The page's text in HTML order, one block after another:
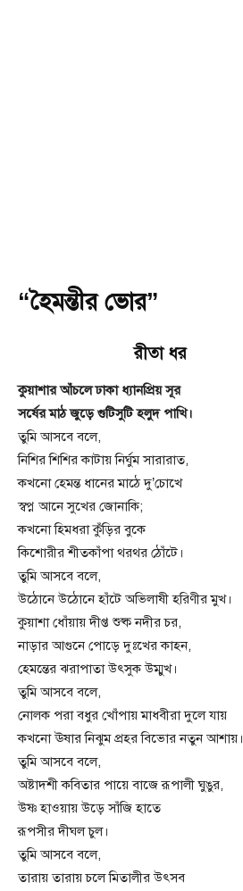
“হৈমন্তীর ভোর”
রীতা ধর
কুয়াশার আঁচলে ঢাকা ধ্যানপ্রিয় সূর
সর্ষের মাঠ জুড়ে গুটিসুটি হলুদ পাখি।
তুমি আসবে বলে,
নিশির শিশির কাটায় নির্ঘুম সারারাত,
কখনো হেমন্ত ধানের মাঠে দু’চোখে
স্বপ্ন আনে সুখের জোনাকি;
কখনো হিমধরা কুঁড়ির বুকে
কিশোরীর শীতকাঁপা থরথর ঠোঁটে।
তুমি আসবে বলে,
উঠোনে উঠোনে হাঁটে অভিলাষী হরিণীর মুখ।
কুয়াশা ধোঁয়ায় দীপ্ত শুষ্ক নদীর চর,
নাড়ার আগুনে পোড়ে দুঃখের কাহন,
হেমন্তের ঝরাপাতা উৎসুক উম্মুখ।
তুমি আসবে বলে,
নোলক পরা বধুর খোঁপায় মাধবীরা দুলে যায়
কখনো ঊষার নিঝুম প্রহর বিভোর নতুন আশায়।
তুমি আসবে বলে,
অষ্টাদশী কবিতার পায়ে বাজে রূপালী ঘুঙুর,
উষ্ণ হাওয়ায় উড়ে সাঁজি হাতে
রূপসীর দীঘল চুল।
তুমি আসবে বলে,
তারায় তারায় চলে মিতালীর উৎসব